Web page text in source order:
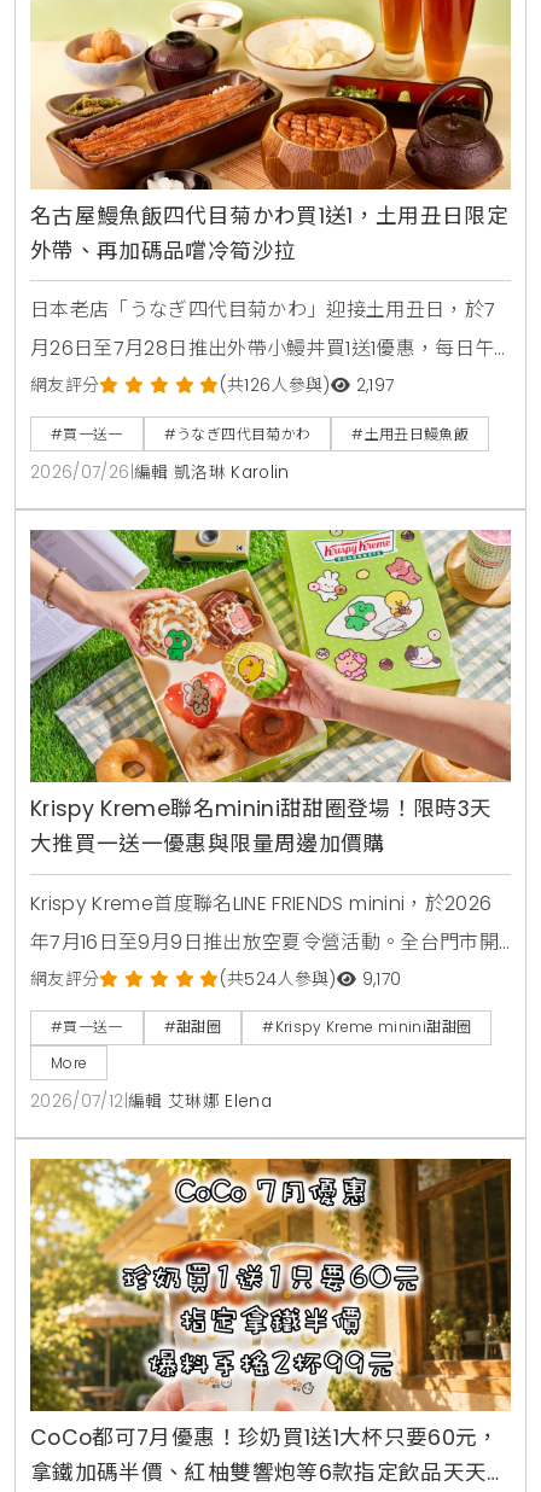
名古屋鰻魚飯四代目菊かわ買1送1，土用丑日限定
外帶、再加碼品嚐冷筍沙拉
日本老店「うなぎ四代目菊かわ」迎接土用丑日，於7
月26日至7月28日推出外帶小鰻丼買1送1優惠，每日午
晚餐各限量15組。即日起至8月31日同步開賣「夏鰻雙
饗宴」特價2450元與全新單品冷筍沙拉，提供最道地
的日本夏日食補饗宴。
網友評分 (共126人參與) 2,197
#買一送一 #うなぎ四代目菊かわ #土用丑日鰻魚飯
2026/07/26 編輯 凱洛琳 Karolin
Krispy Kreme聯名minini甜甜圈登場！限時3天
大推買一送一優惠與限量周邊加價購
Krispy Kreme首度聯名LINE FRIENDS minini，於2026
年7月16日至9月9日推出放空夏令營活動。全台門市開
賣4款角色甜甜圈，包含草莓甜心、玉米拿鐵、焦糖牛
奶與柑橘可可，並同步推出加價購貼紙包、迷你提袋與
盲盒公仔。7月16日至7月18日期間更祭出LINE好友憑券
買minini禮盒送原味糖霜甜甜圈盒的買一送一限時優
惠。
網友評分 (共524人參與) 9,170
#買一送一 #甜甜圈
#Krispy Kreme minini甜甜圈
More
2026/07/12 編輯 艾琳娜 Elena
CoCo都可7月優惠！珍奶買1送1大杯只要60元，
拿鐵加碼半價、紅柚雙響炮等6款指定飲品天天2